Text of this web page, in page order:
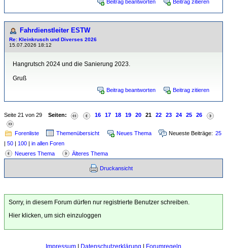
Beitrag beantworten Beitrag zitieren
Fahrdienstleiter ESTW
Re: Kleinkrusch und Diverses 2026
15.07.2026 18:12
Hangrutsch 2024 und die Sanierung 2023.
Gruß
Beitrag beantworten Beitrag zitieren
Seite 21 von 29 Seiten: 16 17 18 19 20 21 22 23 24 25 26
Forenliste Themenübersicht Neues Thema Neueste Beiträge: 25
| 50 | 100 | in allen Foren
Neueres Thema
Älteres Thema
Druckansicht
Sorry, in diesem Forum dürfen nur registrierte Benutzer schreiben.
Hier klicken, um sich einzuloggen
Impressum | Datenschutzerklärung | Forumregeln